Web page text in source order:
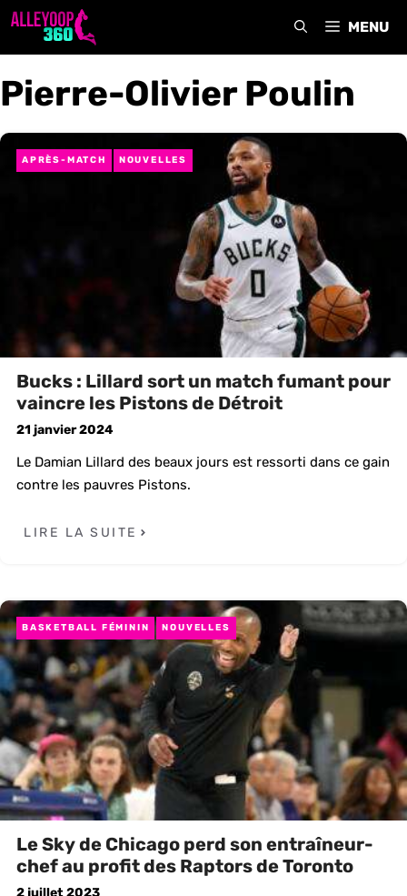
Aller
MENU
Pierre-Olivier Poulin
APRÈS-MATCH NOUVELLES
Bucks : Lillard sort un match fumant pour
vaincre les Pistons de Détroit
21 janvier 2024
Le Damian Lillard des beaux jours est ressorti dans ce gain
contre les pauvres Pistons.
LIRE LA SUITE
BASKETBALL FÉMININ NOUVELLES
Le Sky de Chicago perd son entraîneur-
chef au profit des Raptors de Toronto
2 juillet 2023